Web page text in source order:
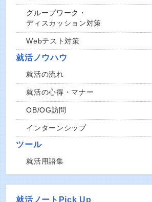
グループワーク・
ディスカッション対策
Webテスト対策
就活ノウハウ
就活の流れ
就活の心得・マナー
OB/OG訪問
インターンシップ
ツール
就活用語集
就活ノートPick Up